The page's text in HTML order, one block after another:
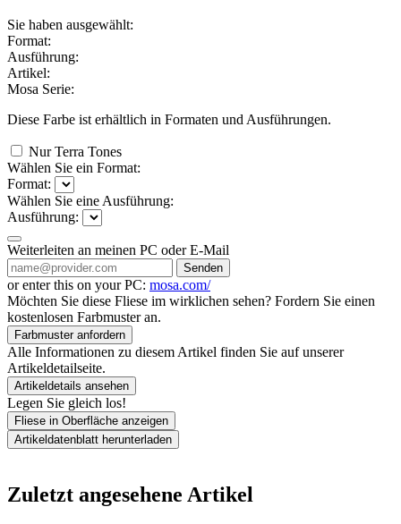
Sie haben ausgewählt:
Format:
Ausführung:
Artikel:
Mosa Serie:
Diese Farbe ist erhältlich in Formaten und Ausführungen.
Nur Terra Tones
Wählen Sie ein Format:
Format:
Wählen Sie eine Ausführung:
Ausführung:
Weiterleiten an meinen PC oder E-Mail
Senden
or enter this on your PC: mosa.com/
Möchten Sie diese Fliese im wirklichen sehen? Fordern Sie einen
kostenlosen Farbmuster an.
Farbmuster anfordern
Alle Informationen zu diesem Artikel finden Sie auf unserer
Artikeldetailseite.
Artikeldetails ansehen
Legen Sie gleich los!
Fliese in Oberfläche anzeigen
Artikeldatenblatt herunterladen
Zuletzt angesehene Artikel